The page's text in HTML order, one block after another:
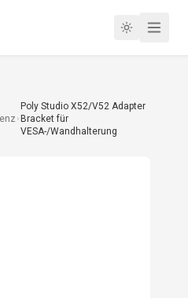
Poly Studio X52/V52 Adapter
Bracket für
VESA-/Wandhalterung